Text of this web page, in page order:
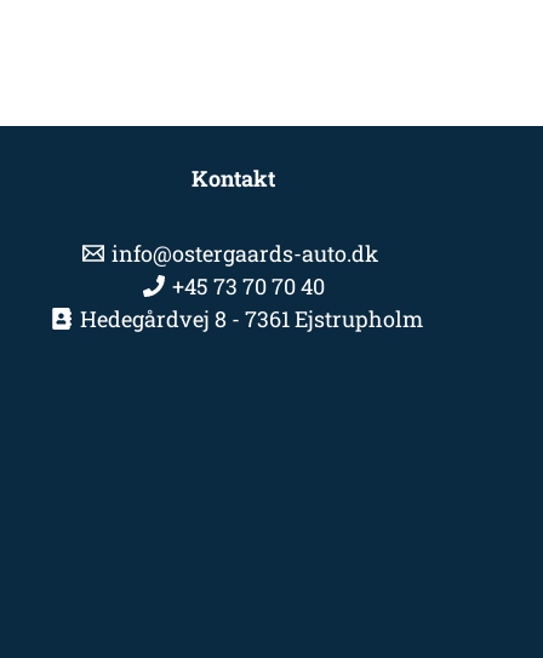
Kontakt
info@ostergaards-auto.dk
+45 73 70 70 40
Hedegårdvej 8 - 7361 Ejstrupholm